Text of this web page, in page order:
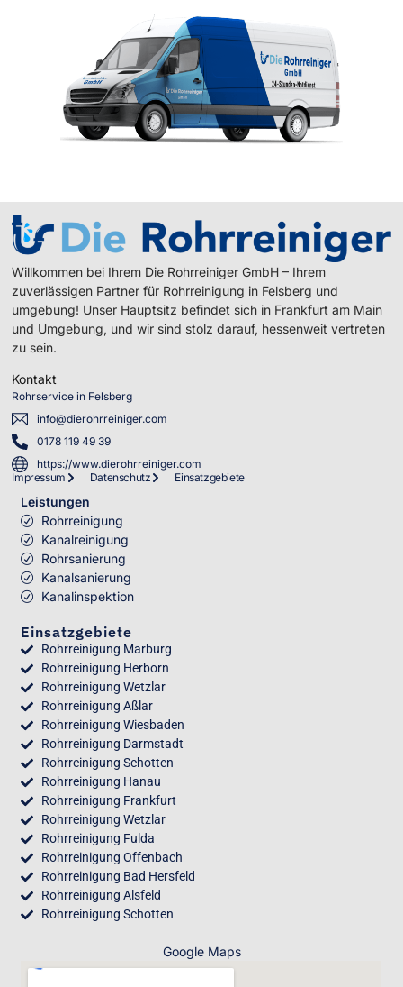
Willkommen bei Ihrem Die Rohrreiniger GmbH – Ihrem
zuverlässigen Partner für Rohrreinigung in Felsberg und
umgebung! Unser Hauptsitz befindet sich in Frankfurt am Main
und Umgebung, und wir sind stolz darauf, hessenweit vertreten
zu sein.
Kontakt
Rohrservice in Felsberg
info@dierohrreiniger.com
0178 119 49 39
https://www.dierohrreiniger.com
Impressum
Datenschutz Einsatzgebiete
Leistungen
Rohrreinigung
Kanalreinigung
Rohrsanierung
Kanalsanierung
Kanalinspektion
Einsatzgebiete
Rohrreinigung Marburg
Rohrreinigung Herborn
Rohrreinigung Wetzlar
Rohrreinigung Aßlar
Rohrreinigung Wiesbaden
Rohrreinigung Darmstadt
Rohrreinigung Schotten
Rohrreinigung Hanau
Rohrreinigung Frankfurt
Rohrreinigung Wetzlar
Rohrreinigung Fulda
Rohrreinigung Offenbach
Rohrreinigung Bad Hersfeld
Rohrreinigung Alsfeld
Rohrreinigung Schotten
Google Maps